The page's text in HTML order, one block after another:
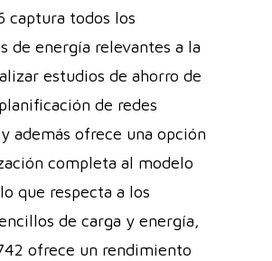
captura todos los
de energía relevantes a la
estudios de ahorro de
de redes
además ofrece una opción
completa al modelo
que respecta a los
de carga y energía,
ofrece un rendimiento